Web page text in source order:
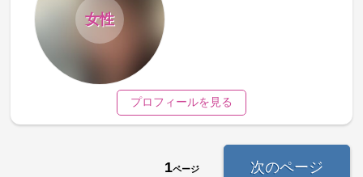
女性
プロフィールを見る
1ページ 次のページ